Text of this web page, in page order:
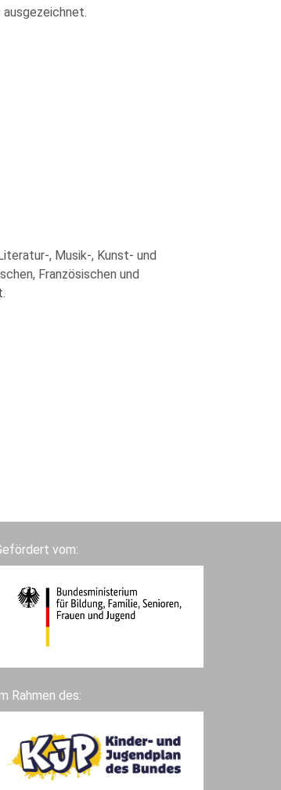
, Musik-, Kunst- und
Französischen und
vom:
Rahmen des: